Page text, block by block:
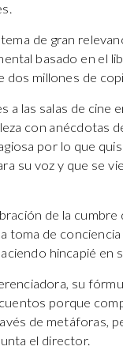
de gran
basado en el
dos millones de
a las salas de cine
con anécdotas
por lo que
su voz y que se
de la
toma de
hincapié en
su
porque
de metáforas,
el director.